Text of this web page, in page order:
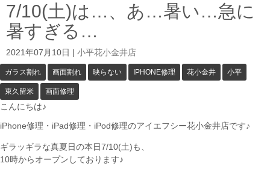
7/10(土)は…、あ…暑い…急に
暑すぎる…
2021年07月10日 小平花小金井店
ガラス割れ 画面割れ 映らない IPHONE修理 花小金井 小平
東久留米 画面修理
こんにちは♪
iPhone修理・iPad修理・iPod修理のアイエフシー花小金井店です♪
ギラッギラな真夏日の本日7/10(土)も、
10時からオープンしております♪